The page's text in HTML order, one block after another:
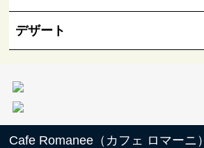
デザート
Cafe Romanee（カフェ ロマーニ）